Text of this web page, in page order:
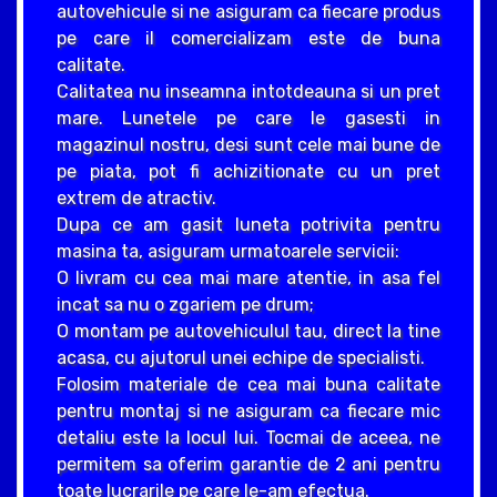
autovehicule si ne asiguram ca fiecare produs
pe care il comercializam este de buna
calitate.
Calitatea nu inseamna intotdeauna si un pret
mare. Lunetele pe care le gasesti in
magazinul nostru, desi sunt cele mai bune de
pe piata, pot fi achizitionate cu un pret
extrem de atractiv.
Dupa ce am gasit luneta potrivita pentru
masina ta, asiguram urmatoarele servicii:
O livram cu cea mai mare atentie, in asa fel
incat sa nu o zgariem pe drum;
O montam pe autovehiculul tau, direct la tine
acasa, cu ajutorul unei echipe de specialisti.
Folosim materiale de cea mai buna calitate
pentru montaj si ne asiguram ca fiecare mic
detaliu este la locul lui. Tocmai de aceea, ne
permitem sa oferim garantie de 2 ani pentru
toate lucrarile pe care le-am efectua.